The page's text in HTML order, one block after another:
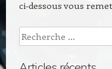
ci-dessous vous
Recherche